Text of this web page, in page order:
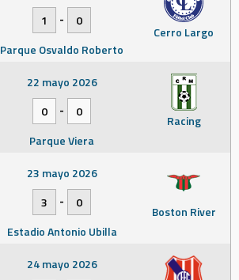
Cerro Largo
1
-
0
Parque Osvaldo Roberto
Racing
22 mayo 2026
0
-
0
Parque Viera
Boston River
23 mayo 2026
3
-
0
Estadio Antonio Ubilla
24 mayo 2026